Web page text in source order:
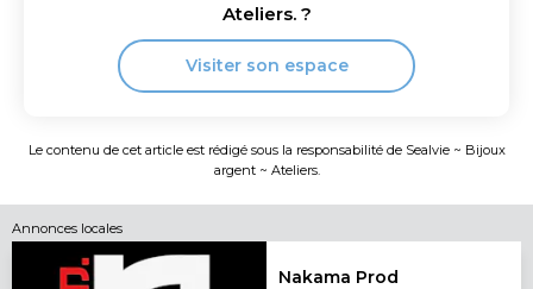
Ateliers.?
Visiter son espace
Le contenu de cet article est rédigé sous la responsabilité de Sealvie ~ Bijoux
argent ~ Ateliers.
Annonces locales
Nakama Prod